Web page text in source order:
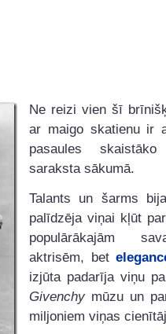
Ne reizi vien šī
ar maigo skatienu ir
pasaules skaistāko
saraksta sākumā.
Talants un šarms
palīdzēja viņai kļūt
populārākajām
aktrisēm, bet
izjūta padarīja viņu
Givenchy mūzu un
miljoniem viņas